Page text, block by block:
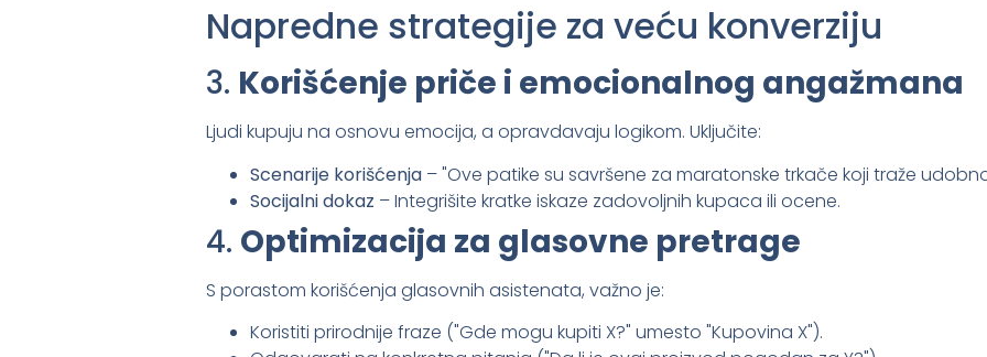
Napredne strategije za veću konverziju
3. Korišćenje priče i emocionalnog angažmana
Ljudi kupuju na osnovu emocija, a opravdavaju logikom. Uključite:
Scenarije korišćenja – "Ove patike su savršene za maratonske trkače koji traže
Socijalni dokaz – Integrišite kratke iskaze zadovoljnih kupaca ili ocene.
4. Optimizacija za glasovne pretrage
S porastom korišćenja glasovnih asistenata, važno je:
Koristiti prirodnije fraze ("Gde mogu kupiti X?" umesto "Kupovina X").